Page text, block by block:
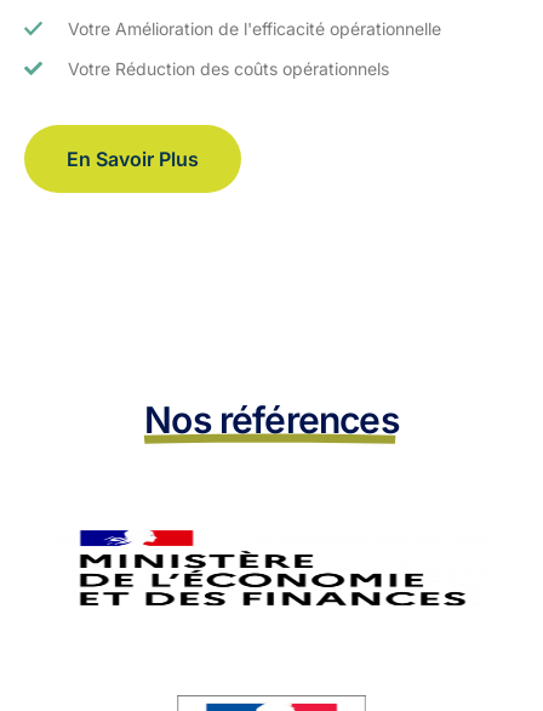
Votre Amélioration de l'efficacité opérationnelle
Votre Réduction des coûts opérationnels
En Savoir Plus
Nos références